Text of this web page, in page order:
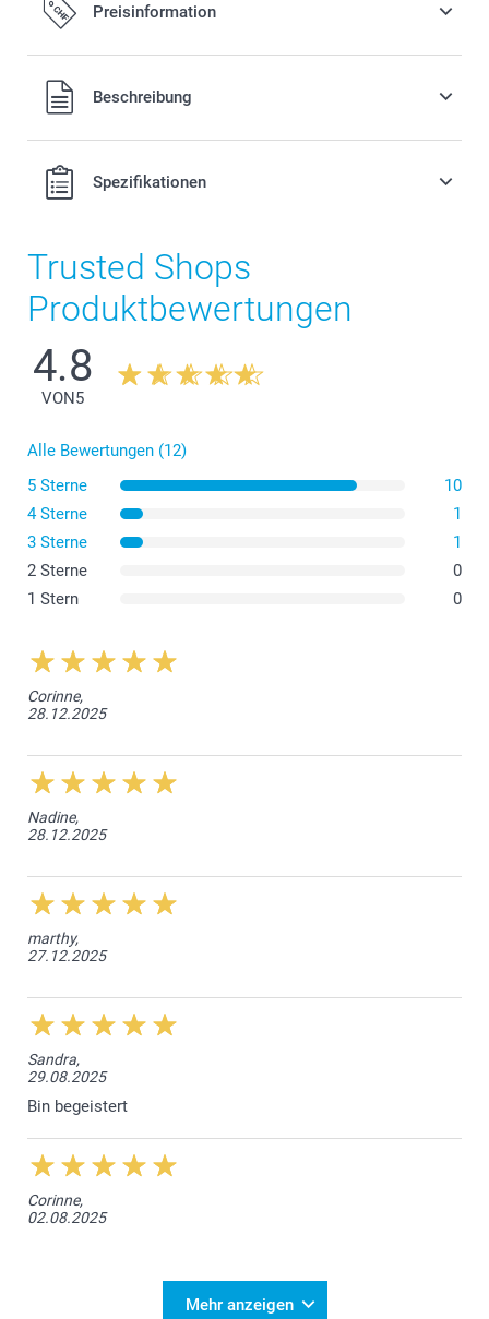
Preisinformation
Alle Preise verstehen sich in Schweizer Franken (CHF) inkl.
MwSt. und zzgl. Versandkosten.
Beschreibung
Spezifikationen
Hochwertiger Druck auf Aluminiumplatte oder auf 5
Für glatte und nicht strukturierte Wände
Personalisierbar mit Fotos, Text und verschiedenen
Hintergründen
Das Material Forex ist nicht hitzebeständig, setzen Sie
Trusted Shops
Produktbewertungen
4.8
VON5
Alle Bewertungen (12)
5 Sterne
10
4 Sterne
1
3 Sterne
1
2 Sterne
0
1 Stern
0
Corinne,
28.12.2025
Nadine,
28.12.2025
marthy,
27.12.2025
Sandra,
29.08.2025
Bin begeistert
Corinne,
02.08.2025
Mehr anzeigen